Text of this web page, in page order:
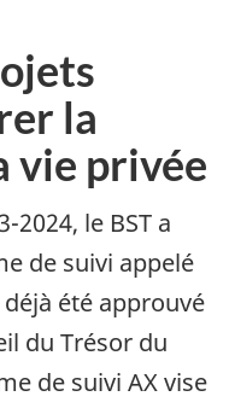
la
vie privée
2024, le BST a
de suivi appelé
été approuvé
du Trésor du
de suivi AX vise